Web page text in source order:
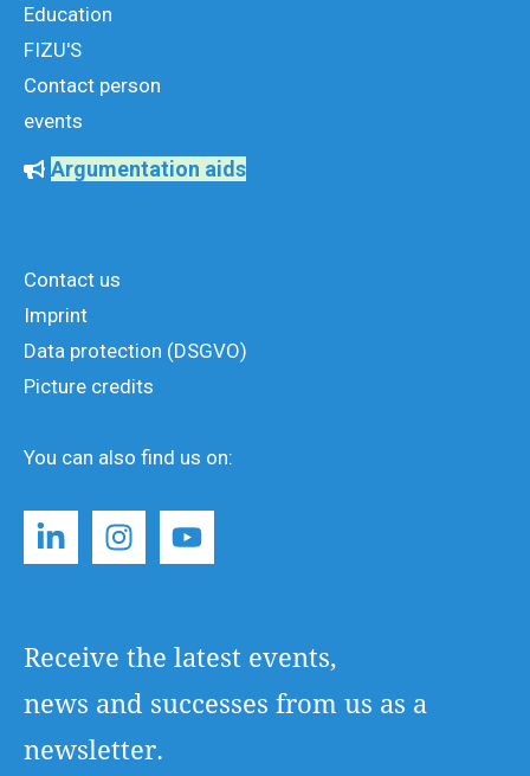
Education
FIZU'S
Contact person
events
Argumentation aids
Contact us
Imprint
Data protection (DSGVO)
Picture credits
You can also find us on:
Receive the latest events,
news and successes from us as a
newsletter.